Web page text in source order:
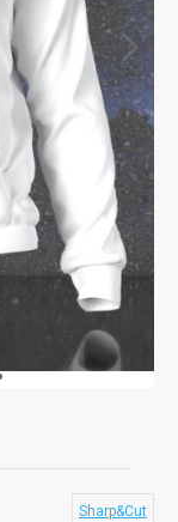
Sharp&Cut